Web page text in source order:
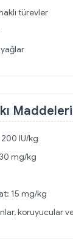
türevler
yağlar
Maddeleri
IU/kg
mg/kg
15 mg/kg
koruyucular